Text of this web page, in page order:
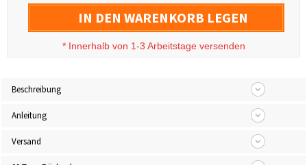
IN DEN WARENKORB LEGEN
* Innerhalb von 1-3 Arbeitstage versenden
Beschreibung
Anleitung
Versand